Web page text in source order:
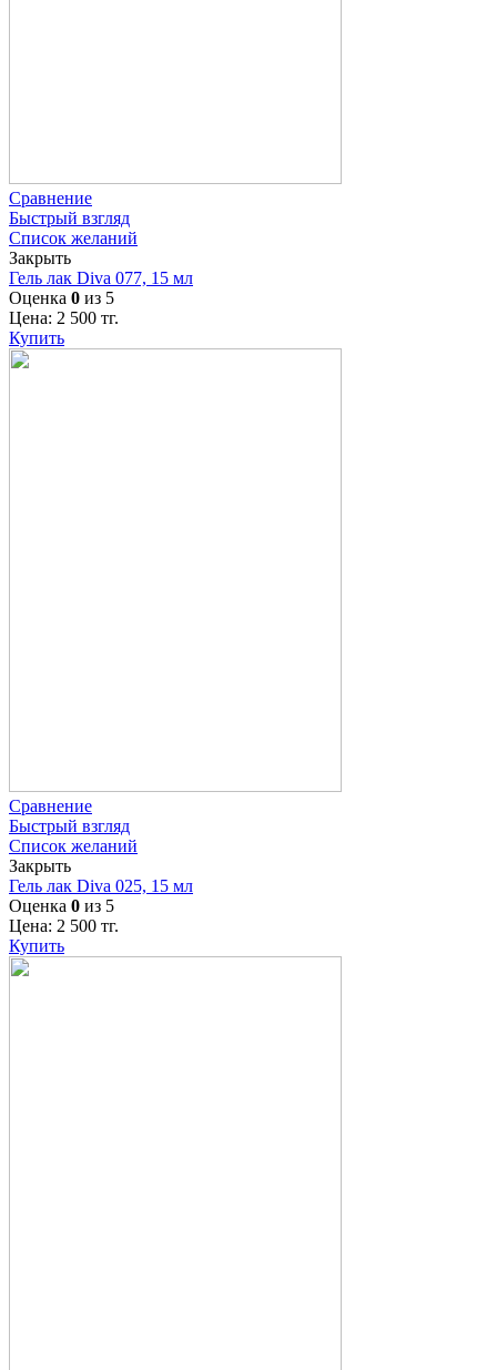
Сравнение
Быстрый взгляд
Список желаний
Закрыть
Гель лак Diva 077, 15 мл
Оценка 0 из 5
Цена: 2 500 тг.
Купить
Сравнение
Быстрый взгляд
Список желаний
Закрыть
Гель лак Diva 025, 15 мл
Оценка 0 из 5
Цена: 2 500 тг.
Купить